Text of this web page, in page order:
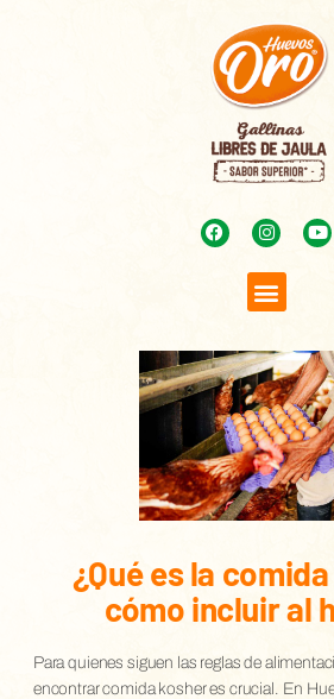
¿Qué es la
cómo incluir al
Para quienes siguen las reglas de
encontrar comida kosher es crucial. En